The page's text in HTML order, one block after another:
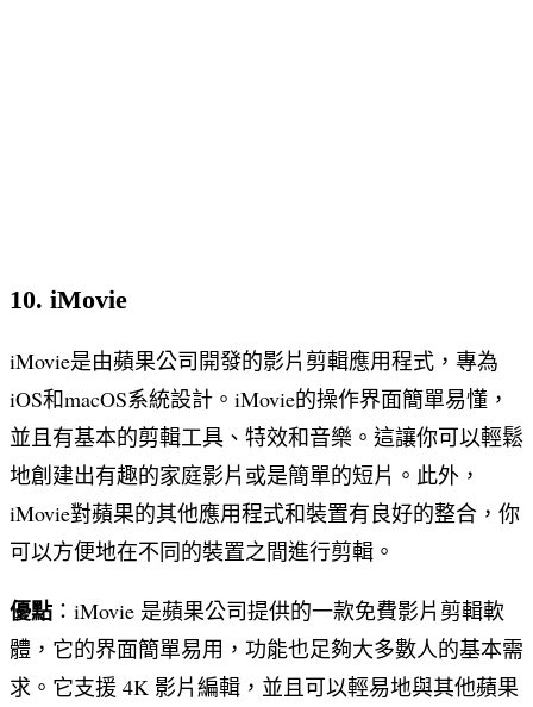
10. iMovie
iMovie是由蘋果公司開發的影片剪輯應用程式，專為
iOS和macOS系統設計。iMovie的操作界面簡單易懂，
並且有基本的剪輯工具、特效和音樂。這讓你可以輕鬆
地創建出有趣的家庭影片或是簡單的短片。此外，
iMovie對蘋果的其他應用程式和裝置有良好的整合，你
可以方便地在不同的裝置之間進行剪輯。
優點 ：iMovie 是蘋果公司提供的一款免費影片剪輯軟
體，它的界面簡單易用，功能也足夠大多數人的基本需
求。它支援 4K 影片編輯，並且可以輕易地與其他蘋果